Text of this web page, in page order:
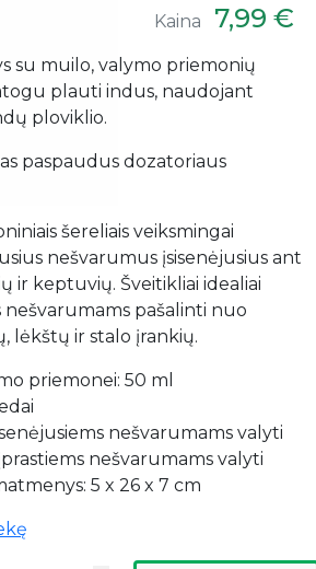
Kaina 7,99 €
su muilo, valymo priemonių
plauti indus, naudojant
ploviklio.
paspaudus dozatoriaus
šereliais veiksmingai
nešvarumus įsisenėjusius ant
ir keptuvių. Šveitikliai idealiai
nešvarumams pašalinti nuo
lėkštų ir stalo įrankių.
priemonei: 50 ml
nešvarumams valyti
nešvarumams valyti
5 x 26 x 7 cm